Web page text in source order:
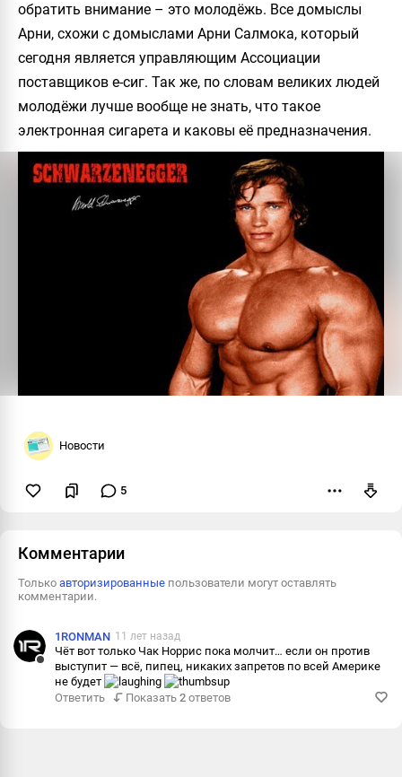
обратить внимание – это молодёжь. Все домыслы
Арни, схожи с домыслами Арни Салмока, который
сегодня является управляющим Ассоциации
поставщиков е-сиг. Так же, по словам великих людей
молодёжи лучше вообще не знать, что такое
электронная сигарета и каковы её предназначения.
Новости
5
Комментарии
Только авторизированные пользователи могут оставлять
комментарии.
1RONMAN 11 лет назад
Чёт вот только Чак Норрис пока молчит… если он против
выступит — всё, пипец, никаких запретов по всей Америке
не будет
Ответить
Показать 2 ответов
Ответить